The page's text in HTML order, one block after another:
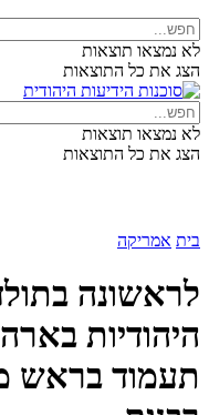
לא נמצאו תוצאות
הצג את כל התוצאות
לא נמצאו תוצאות
הצג את כל התוצאות
בית אמריקה
לראשונה
היהודיות
תעמוד בראש